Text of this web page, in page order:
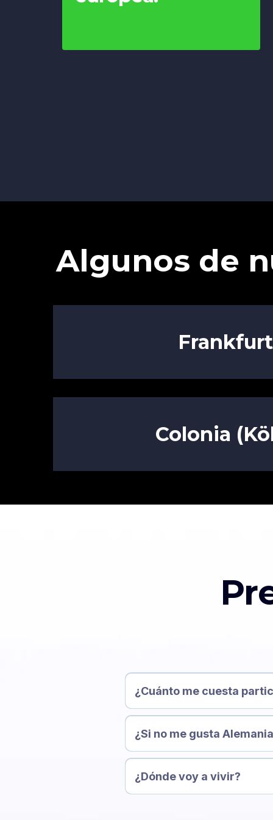
Algunos de
Frankfurt
Colonia
¿Cuánto me cuesta
¿Si no me gusta
Talents4EU
¿Dónde voy a vivir?